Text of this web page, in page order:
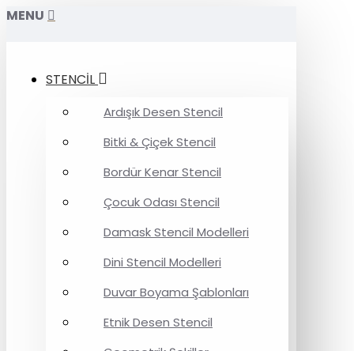
MENU
STENCİL
Ardışık Desen Stencil
Bitki & Çiçek Stencil
Bordür Kenar Stencil
Çocuk Odası Stencil
Damask Stencil Modelleri
Dini Stencil Modelleri
Duvar Boyama Şablonları
Etnik Desen Stencil